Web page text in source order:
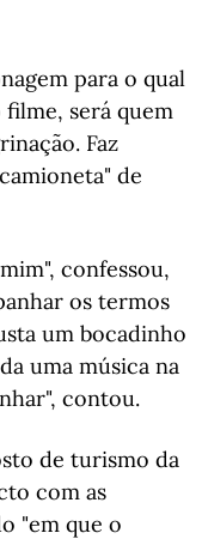
para o qual
será quem
Faz
de
confessou,
os termos
um bocadinho
uma música na
contou.
de turismo da
com as
"em que o